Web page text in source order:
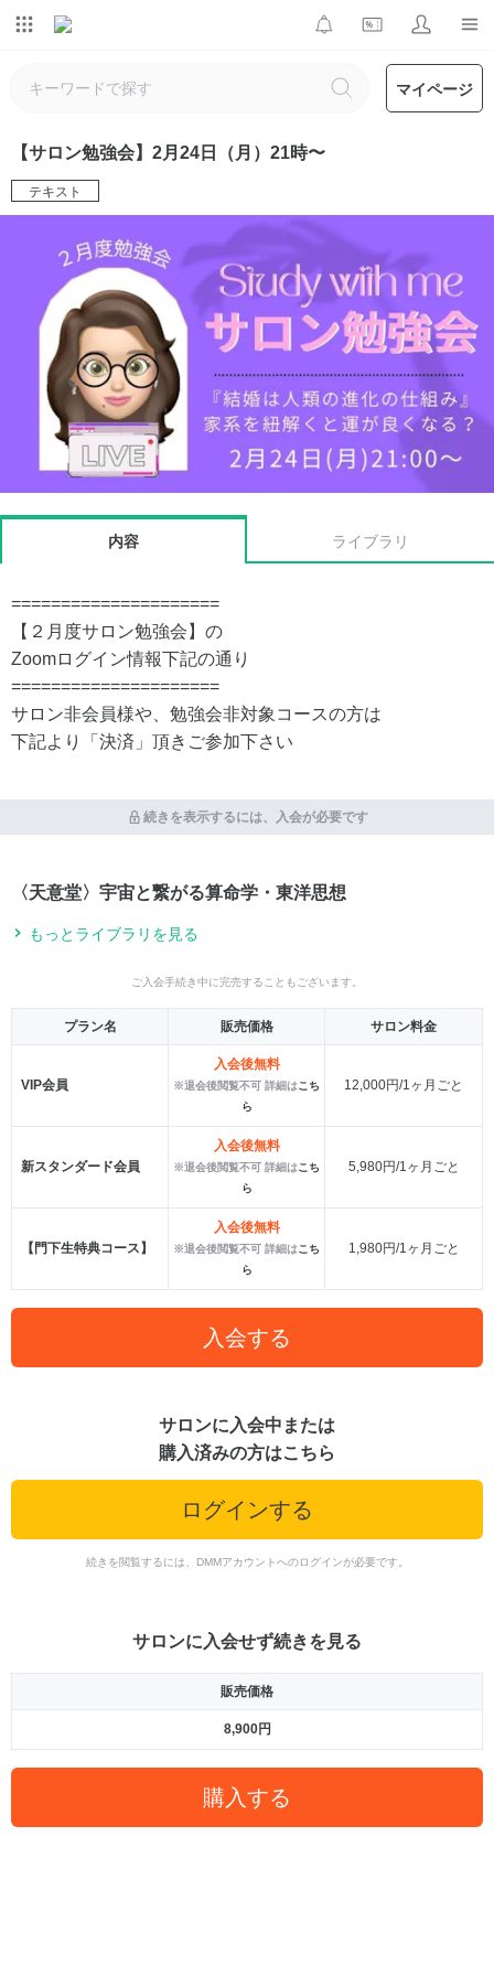
マイページ
【サロン勉強会】2月24日（月）21時〜
テキスト
内容 ライブラリ
=====================
【２月度サロン勉強会】の
Zoomログイン情報下記の通り
=====================
サロン非会員様や、勉強会非対象コースの方は
下記より「決済」頂きご参加下さい
続きを表示するには、入会が必要です
〈天意堂〉宇宙と繋がる算命学・東洋思想
もっとライブラリを見る
ご入会手続き中に完売することもございます。
プラン名 販売価格 サロン料金
VIP会員
入会後無料
※退会後閲覧不可 詳細はこち
ら
12,000円/1ヶ月ごと
新スタンダード会員
入会後無料
※退会後閲覧不可 詳細はこち
ら
5,980円/1ヶ月ごと
【門下生特典コース】
入会後無料
※退会後閲覧不可 詳細はこち
ら
1,980円/1ヶ月ごと
入会する
サロンに入会中または
購入済みの方はこちら
ログインする
続きを閲覧するには、DMMアカウントへのログインが必要です。
サロンに入会せず続きを見る
販売価格
8,900円
購入する